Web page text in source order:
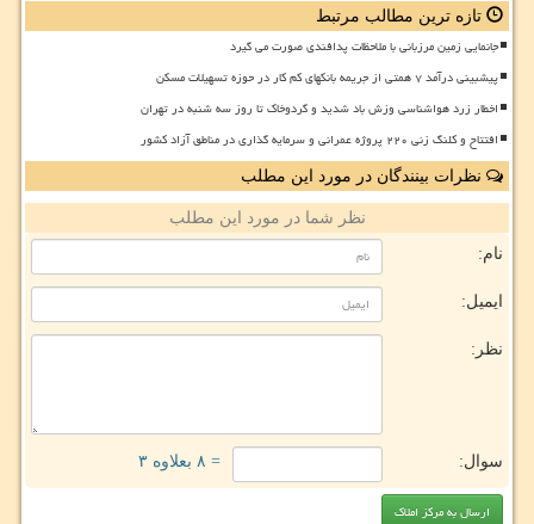
تازه ترین مطالب مرتبط
جانمایی زمین مرزبانی با ملاحظات پدافندی صورت می گیرد
پیشبینی درآمد ۷ همتی از جریمه بانکهای کم کار در حوزه تسهیلات مسکن
اخطار زرد هواشناسی وزش باد شدید و گردوخاک تا روز سه شنبه در تهران
افتتاح و کلنگ زنی ۲۲۰ پروژه عمرانی و سرمایه گذاری در مناطق آزاد کشور
نظرات بینندگان در مورد این مطلب
نظر شما در مورد این مطلب
نام:
ایمیل:
نظر:
سوال: = ۸ بعلاوه ۳